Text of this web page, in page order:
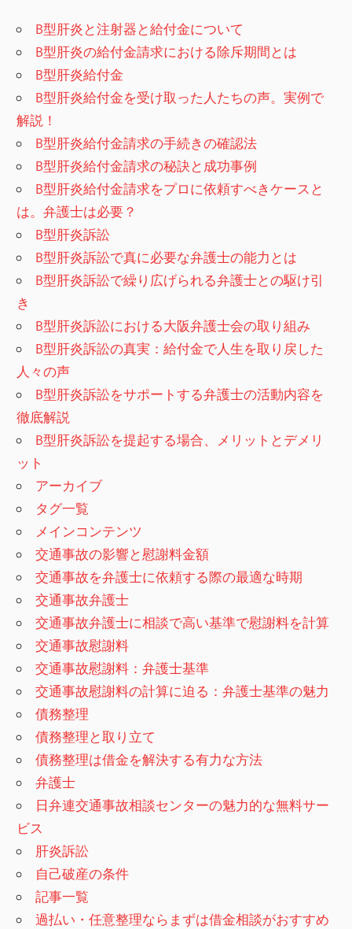
B型肝炎と注射器と給付金について
B型肝炎の給付金請求における除斥期間とは
B型肝炎給付金
B型肝炎給付金を受け取った人たちの声。実例で
解説！
B型肝炎給付金請求の手続きの確認法
B型肝炎給付金請求の秘訣と成功事例
B型肝炎給付金請求をプロに依頼すべきケースと
は。弁護士は必要？
B型肝炎訴訟
B型肝炎訴訟で真に必要な弁護士の能力とは
B型肝炎訴訟で繰り広げられる弁護士との駆け引
き
B型肝炎訴訟における大阪弁護士会の取り組み
B型肝炎訴訟の真実：給付金で人生を取り戻した
人々の声
B型肝炎訴訟をサポートする弁護士の活動内容を
徹底解説
B型肝炎訴訟を提起する場合、メリットとデメリ
ット
アーカイブ
タグ一覧
メインコンテンツ
交通事故の影響と慰謝料金額
交通事故を弁護士に依頼する際の最適な時期
交通事故弁護士
交通事故弁護士に相談で高い基準で慰謝料を計算
交通事故慰謝料
交通事故慰謝料：弁護士基準
交通事故慰謝料の計算に迫る：弁護士基準の魅力
債務整理
債務整理と取り立て
債務整理は借金を解決する有力な方法
弁護士
日弁連交通事故相談センターの魅力的な無料サー
ビス
肝炎訴訟
自己破産の条件
記事一覧
過払い・任意整理ならまずは借金相談がおすすめ